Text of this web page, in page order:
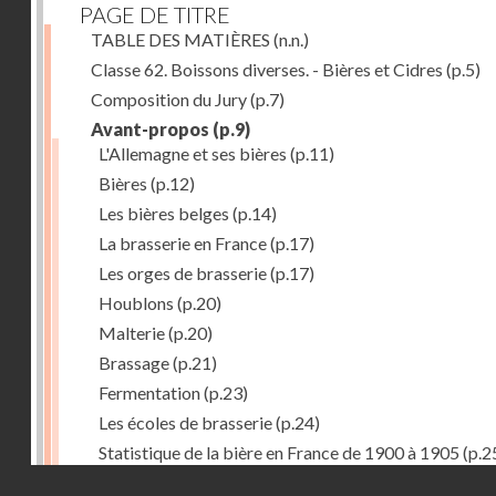
PAGE DE TITRE
TABLE DES MATIÈRES (n.n.)
Classe 62. Boissons diverses. - Bières et Cidres (p.5)
Composition du Jury(p.7)
Avant-propos (p.9)
L'Allemagne et ses bières (p.11)
Bières (p.12)
Les bières belges (p.14)
La brasserie en France(p.17)
Les orges de brasserie(p.17)
Houblons (p.20)
Malterie(p.20)
Brassage(p.21)
Fermentation(p.23)
Les écoles de brasserie(p.24)
Statistique de la bière en France de 1900 à 1905